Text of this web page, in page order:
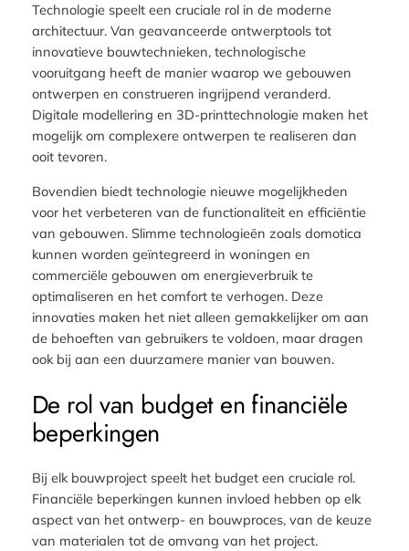
Technologie speelt een cruciale rol in de moderne
architectuur. Van geavanceerde ontwerptools tot
innovatieve bouwtechnieken, technologische
vooruitgang heeft de manier waarop we gebouwen
ontwerpen en construeren ingrijpend veranderd.
Digitale modellering en 3D-printtechnologie maken het
mogelijk om complexere ontwerpen te realiseren dan
ooit tevoren.
Bovendien biedt technologie nieuwe mogelijkheden
voor het verbeteren van de functionaliteit en efficiëntie
van gebouwen. Slimme technologieën zoals domotica
kunnen worden geïntegreerd in woningen en
commerciële gebouwen om energieverbruik te
optimaliseren en het comfort te verhogen. Deze
innovaties maken het niet alleen gemakkelijker om aan
de behoeften van gebruikers te voldoen, maar dragen
ook bij aan een duurzamere manier van bouwen.
De rol van budget en financiële
beperkingen
Bij elk bouwproject speelt het budget een cruciale rol.
Financiële beperkingen kunnen invloed hebben op elk
aspect van het ontwerp- en bouwproces, van de keuze
van materialen tot de omvang van het project.